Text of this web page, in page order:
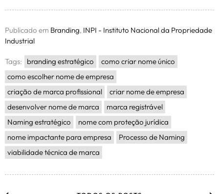
Publicado em Branding, INPI - Instituto Nacional da Propriedade
Industrial
Tags: branding estratégico
como criar nome único
como escolher nome de empresa
criação de marca profissional
criar nome de empresa
desenvolver nome de marca
marca registrável
Naming estratégico
nome com proteção jurídica
nome impactante para empresa
Processo de Naming
viabilidade técnica de marca